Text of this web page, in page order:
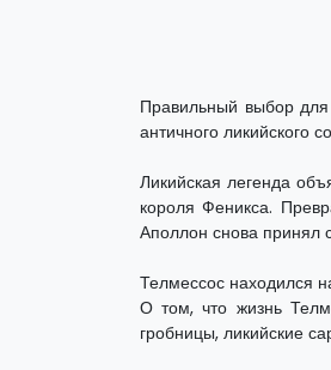
Правильный выбор
античного ликийского
Ликийская легенда
короля Феникса.
Аполлон снова принял
Телмессос находился
О том, что жизнь
гробницы, ликийские